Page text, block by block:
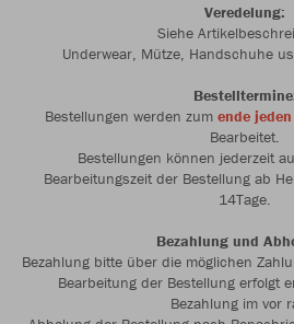
Veredelung:
Siehe
Underwear, Mütze, Handschuhe
Bestellungen werden zum ende
Bearbeitet.
Bestellungen können jederzeit
Bearbeitungszeit der Bestellung ab
14Tage.
Bezahlung und
Bezahlung bitte über die möglichen
Bearbeitung der Bestellung erfolgt
Bezahlung im vor